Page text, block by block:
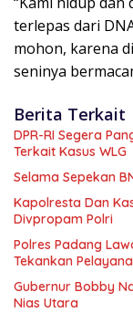
terlepas dari
mohon, karena
seninya
Berita Terkait
DPR-RI Segera
Terkait Kasus WLG
Selama Sepekan
Kapolresta Dan
Divpropam Polri
Polres Padang
Tekankan
Gubernur Bobby
Nias Utara